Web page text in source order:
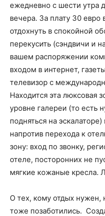
ежедневно с шести утра
вечера. За плату 30
отдохнуть в спокойной
перекусить (сэндвичи и
вашем распоряжении
входом в интернет,
телевизор с
Находится эта люксовая
уровне галереи (то есть
подняться на
напротив перехода к
зону: вход по звонку,
отеле, посторонних не
мягкие кожаные кресла.
О тех, кому отдых нужен,
тоже позаботились.